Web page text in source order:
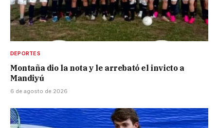
DEPORTES
Montaña dio la nota y le arrebató el invicto a
Mandiyú
6 de agosto de 2026